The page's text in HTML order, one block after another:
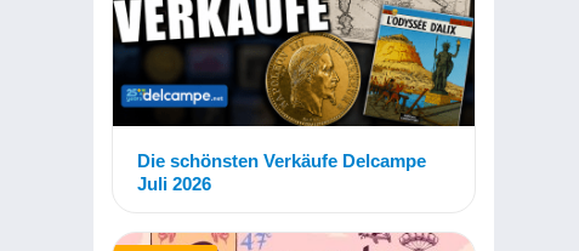
Die schönsten Verkäufe Delcampe
Juli 2026